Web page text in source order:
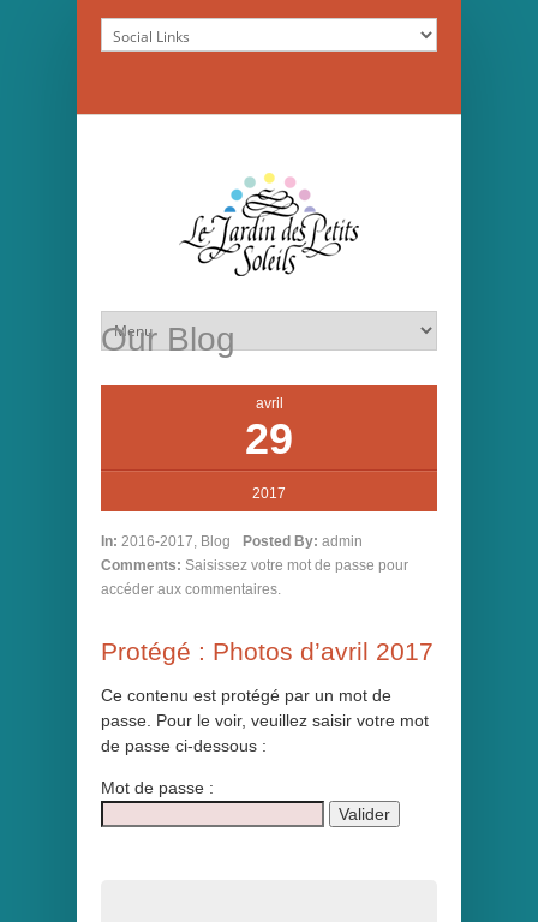
Our Blog
avril
29
2017
In: 2016-2017, Blog Posted By: admin
Comments: Saisissez votre mot de passe pour
accéder aux commentaires.
Protégé : Photos d’avril 2017
Ce contenu est protégé par un mot de
passe. Pour le voir, veuillez saisir votre mot
de passe ci-dessous :
Mot de passe :